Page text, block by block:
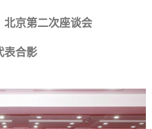
北京第二次座谈会
表合影